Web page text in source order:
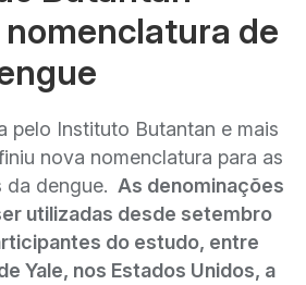
de
pelo Instituto Butantan e mais
nova nomenclatura para as
da dengue. As denominações
utilizadas desde setembro
do estudo, entre
Yale, nos Estados Unidos, a